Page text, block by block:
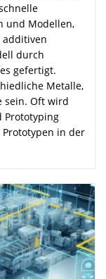
und Modellen,
additiven
durch
gefertigt.
Metalle,
sein. Oft wird
Prototyping
in der